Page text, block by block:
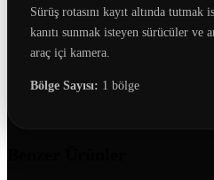
Sürüş rotasını kayıt altında tutmak
kanıtı sunmak isteyen sürücüler
araç içi kamera.
Bölge Sayısı: 1 bölge